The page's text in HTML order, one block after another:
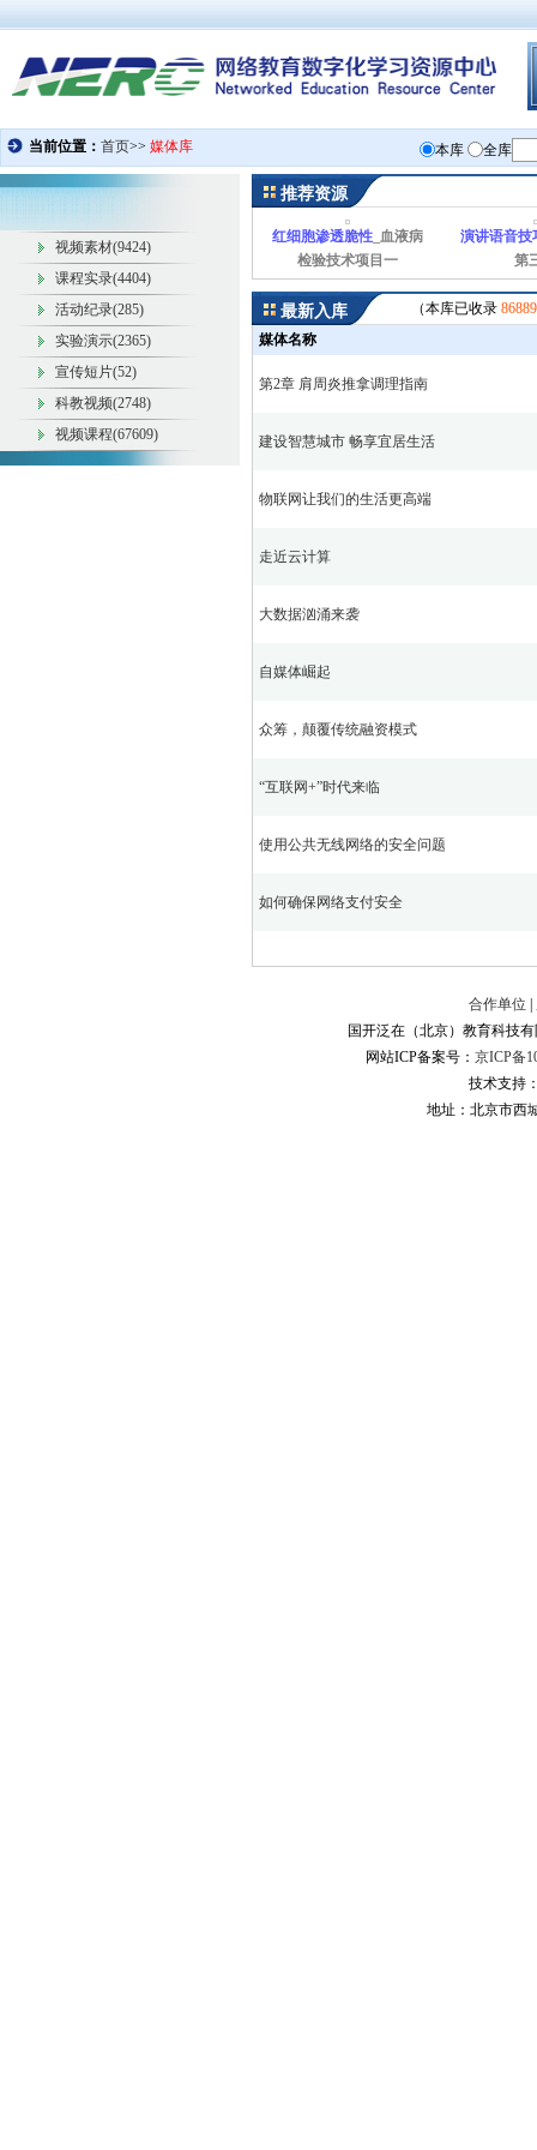
视频素材(9424)
课程实录(4404)
活动纪录(285)
实验演示(2365)
宣传短片(52)
科教视频(2748)
视频课程(67609)
推荐资源
红细胞渗透脆性_血液病
检验技术项目一
演讲语音技
第
最新入库 （本库已收录 86889
媒体名称
第2章 肩周炎推拿调理指南
建设智慧城市 畅享宜居生活
物联网让我们的生活更高端
走近云计算
大数据汹涌来袭
自媒体崛起
众筹，颠覆传统融资模式
“互联网+”时代来临
使用公共无线网络的安全问题
如何确保网络支付安全